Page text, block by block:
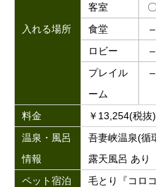
入れる場所
客室
食堂
–
ロビー
–
プレイル
ーム
–
料金
￥13,254(税
温泉・風呂
情報
吾妻峡温泉(循
露天風呂 あり
ペット宿泊
毛とり『コロ